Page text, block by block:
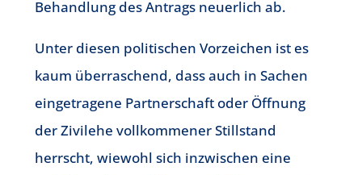
Behandlung des Antrags neuerlich ab.
Unter diesen politischen Vorzeichen ist es
kaum überraschend, dass auch in Sachen
eingetragene Partnerschaft oder Öffnung
der Zivilehe vollkommener Stillstand
herrscht, wiewohl sich inzwischen eine